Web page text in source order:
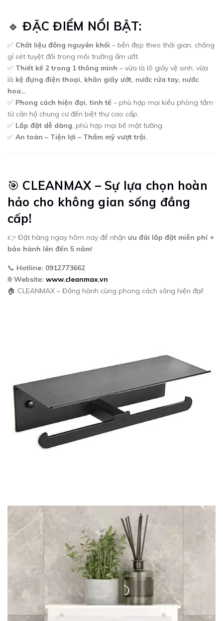
🔹ĐẶC ĐIỂM NỔI BẬT:
✅ Chất liệu đồng nguyên khối – bền đẹp theo thời gian, chống
gỉ sét tuyệt đối trong môi trường ẩm ướt.
✅ Thiết kế 2 trong 1 thông minh – vừa là lô giấy vệ sinh, vừa
là kệ đựng điện thoại, khăn giấy ướt, nước rửa tay, nước
hoa…
✅ Phong cách hiện đại, tinh tế – phù hợp mọi kiểu phòng tắm
từ căn hộ chung cư đến biệt thự cao cấp.
✅ Lắp đặt dễ dàng , phù hợp mọi bề mặt tường.
✅ An toàn – Tiện lợi – Thẩm mỹ vượt trội.
🎯 CLEANMAX – Sự lựa chọn hoàn
hảo cho không gian sống đẳng
cấp!
👉 Đặt hàng ngay hôm nay để nhận ưu đãi lắp đặt miễn phí +
bảo hành lên đến 5 năm!
📞 Hotline: 0912773662
🌐Website: www.cleanmax.vn
🏠 CLEANMAX – Đồng hành cùng phong cách sống hiện đại!